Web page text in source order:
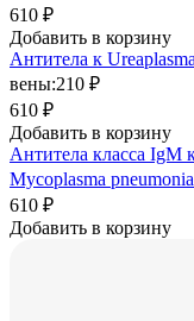
610 ₽
Добавить в корзину
Антитела к
вены:210 ₽
610 ₽
Добавить в корзину
Антитела класса IgM
Mycoplasma
610 ₽
Добавить в корзину